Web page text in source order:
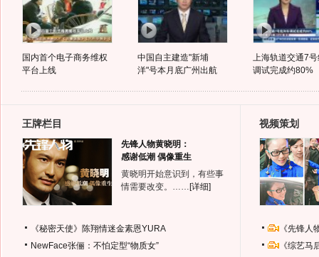
国内首个电子商务维权
平台上线
中国自主建造"新埔
洋"号本月底广州出航
上海轨道交通7
调试完成约80%
王牌栏目
先锋人物黄晓明：
感谢低潮 偶像重生
黄晓明开始意识到，有些事
情需要改变。…… [详细]
《秘密天使》陈翔情迷金素恩YURA
NewFace张俪：不怕定型“物质女”
视频策划
《先锋
《综艺